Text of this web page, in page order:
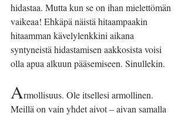
hidastaa. Mutta kun se on ihan mielettömän
vaikeaa! Ehkäpä näistä hitaampaakin
hitaamman kävelylenkkini aikana
syntyneistä hidastamisen aakkosista voisi
olla apua alkuun pääsemiseen. Sinullekin.
Armollisuus. Ole itsellesi armollinen.
Meillä on vain yhdet aivot – aivan samalla